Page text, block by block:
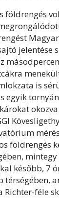
földrengés
jelentése
is
egyik
földrengés
később, 7
térségében,
féle